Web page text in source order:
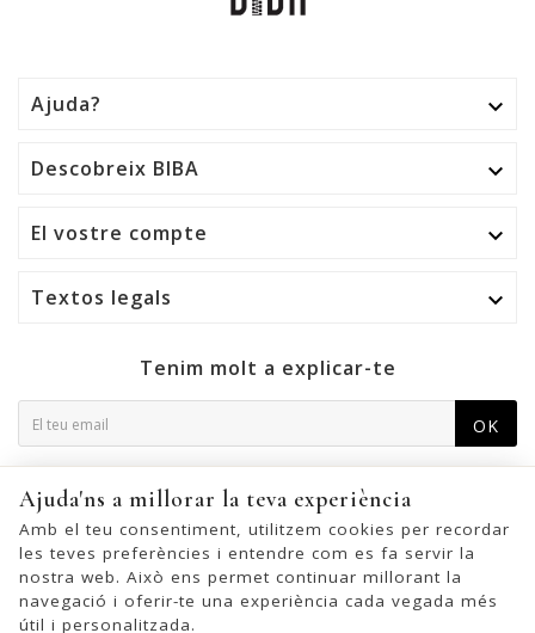
Ajuda? 
Descobreix BIBA 
El vostre compte 
Textos legals 
Tenim molt a explicar-te
OK
això, trobeu la nostra informació de contacte a l'avís legal.
Ajuda'ns a millorar la teva experiència
Amb el teu consentiment, utilitzem cookies per recordar
les teves preferències i entendre com es fa servir la
nostra web. Això ens permet continuar millorant la
navegació i oferir-te una experiència cada vegada més
útil i personalitzada.
© 2026 - United Bags Company S.L. - Todos los derechos reservados.